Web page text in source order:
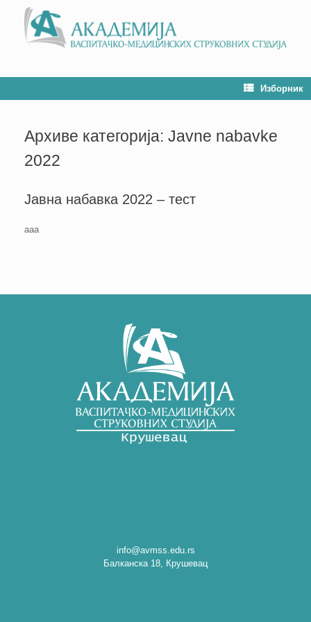
Изборник
Архиве категорија: Javne nabavke
2022
Јавна набавка 2022 – тест
ааа
info@avmss.edu.rs
Балканска 18, Крушевац